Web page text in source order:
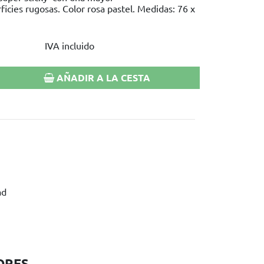
rugosas. Color rosa pastel. Medidas: 76 x
IVA incluido
AÑADIR A LA CESTA